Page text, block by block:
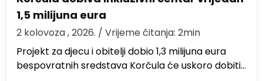
1,5 milijuna eura
2 kolovoza , 2026. / Vrijeme čitanja: 2min
Projekt za djecu i obitelji dobio 1,3 milijuna eura
bespovratnih sredstava Korčula će uskoro dobiti…